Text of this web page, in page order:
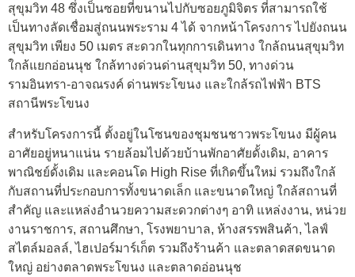
สุขุมวิท 48 ซึ่งเป็นซอยที่ขนานไปกับซอยภูมิจิตร ที่สามารถใช้
เป็นทางลัดเชื่อมสู่ถนนพระราม 4 ได้ จากหน้าโครงการ ไปยังถนน
สุขุมวิท เพียง 50 เมตร สะดวกในทุกการเดินทาง ใกล้ถนนสุขุมวิท
ใกล้แยกอ่อนนุช ใกล้ทางด่วนด่านสุขุมวิท 50, ทางด่วน
รามอินทรา-อาจณรงค์ ด่านพระโขนง และใกล้รถไฟฟ้า BTS
สถานีพระโขนง
สำหรับโครงการนี้ ตั้งอยู่ในโซนของชุมชนชาวพระโขนง มีผู้คน
อาศัยอยู่หนาแน่น รายล้อมไปด้วยบ้านพักอาศัยดั้งเดิม, อาคาร
พาณิชย์ดั้งเดิม และคอนโด High Rise ที่เกิดขึ้นใหม่ รวมถึงใกล้
กับสถานที่ประกอบการทั้งขนาดเล็ก และขนาดใหญ่ ใกล้สถานที่
สำคัญ และแหล่งอำนวยความสะดวกต่างๆ อาทิ แหล่งงาน, หน่วย
งานราชการ, สถานศึกษา, โรงพยาบาล, ห้างสรรพสินค้า, ไลฟ์
สไตล์มอลล์, ไฮเปอร์มาร์เก็ต รวมถึงร้านค้า และตลาดสดขนาด
ใหญ่ อย่างตลาดพระโขนง และตลาดอ่อนนุช